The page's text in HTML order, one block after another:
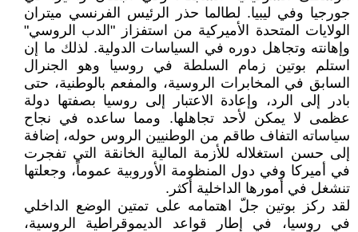
جورجيا وفي ليبيا. لطالما حذر الرئيس الفرنسي ميتران
الولايات المتحدة الأميركية من استفزاز "الدب الروسي"
وإهانته وتجاهل دوره في السياسات الدولية. لذلك ما إن
استلم بوتين زمام السلطة في روسيا وهو الجنرال
السابق في المخابرات الروسية، والمفعم بالوطنية، حتى
بادر إلى الرد، وإعادة الاعتبار إلى روسيا بصفتها دولة
عظمى لا يمكن لأحد تجاهلها. ومما ساعده في نجاح
سياساته التفاف طاقم من الوطنيين الروس حوله، إضافة
إلى حسن استغلاله للأزمة المالية الخانقة التي تفجرت
في أميركا وفي دول المنظومة الأوروبية عموماً، وجعلتها
تنشغل في أمورها الداخلية أكثر.
لقد ركز بوتين جلّ اهتمامه على تمتين الوضع الداخلي
في روسيا، في إطار قواعد الديموقراطية الروسية،